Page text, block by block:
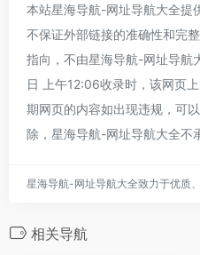
本站星海导航-网址导航大全提
不保证外部链接的准确性和完
指向，不由星海导航-网址导
日 上午12:06收录时，该网页
期网页的内容如出现违规，可
除，星海导航-网址导航大全不
星海导航-网址导航大全致力于优质
相关导航